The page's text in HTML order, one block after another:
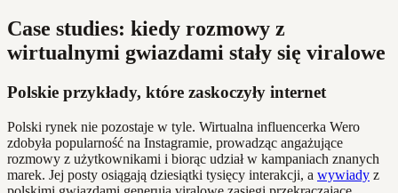
Case studies: kiedy rozmowy z
wirtualnymi gwiazdami stały się viralowe
Polskie przykłady, które zaskoczyły internet
Polski rynek nie pozostaje w tyle. Wirtualna influencerka Wero
zdobyła popularność na Instagramie, prowadząc angażujące
rozmowy z użytkownikami i biorąc udział w kampaniach znanych
marek. Jej posty osiągają dziesiątki tysięcy interakcji, a wywiady z